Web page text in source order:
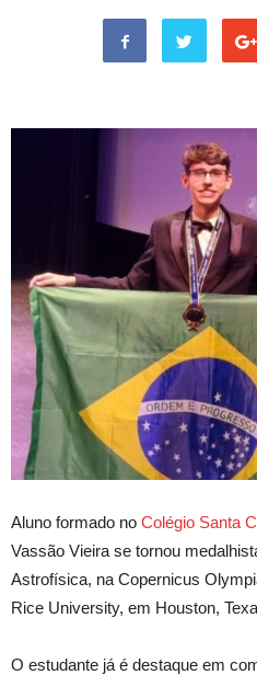
Aluno formado no Colégio Santa
Vassão Vieira se tornou
Astrofísica, na Copernicus
Rice University, em Houston,
O estudante já é destaque em